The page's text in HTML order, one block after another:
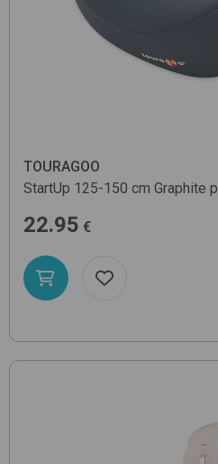
TOURAGOO
StartUp 125-150 cm Graphite
22.95 €